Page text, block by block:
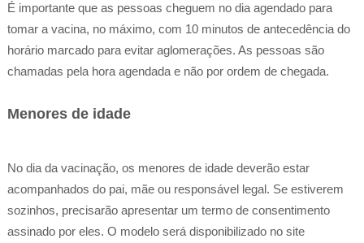
É importante que as pessoas cheguem no dia agendado para
tomar a vacina, no máximo, com 10 minutos de antecedência do
horário marcado para evitar aglomerações. As pessoas são
chamadas pela hora agendada e não por ordem de chegada.
Menores de idade
No dia da vacinação, os menores de idade deverão estar
acompanhados do pai, mãe ou responsável legal. Se estiverem
sozinhos, precisarão apresentar um termo de consentimento
assinado por eles. O modelo será disponibilizado no site